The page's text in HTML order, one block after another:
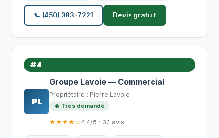
📞 (450) 383-7221 Devis gratuit
#4
PL
Groupe Lavoie — Commercial
Propriétaire : Pierre Lavoie
🔥 Très demandé
★★★★☆4.4/5 · 33 avis